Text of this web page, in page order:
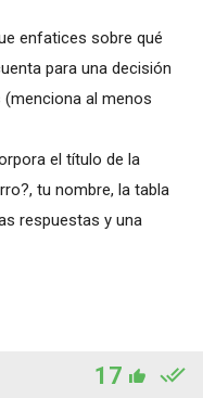
enfatices sobre qué
para una decisión
al menos
el título de la
tu nombre, la tabla
respuestas y una
17